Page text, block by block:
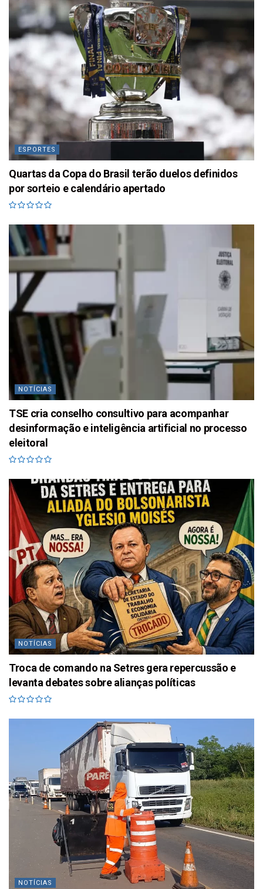
ESPORTES
Quartas da Copa do Brasil terão duelos definidos
por sorteio e calendário apertado
NOTÍCIAS
TSE cria conselho consultivo para acompanhar
desinformação e inteligência artificial no processo
eleitoral
NOTÍCIAS
Troca de comando na Setres gera repercussão e
levanta debates sobre alianças políticas
NOTÍCIAS